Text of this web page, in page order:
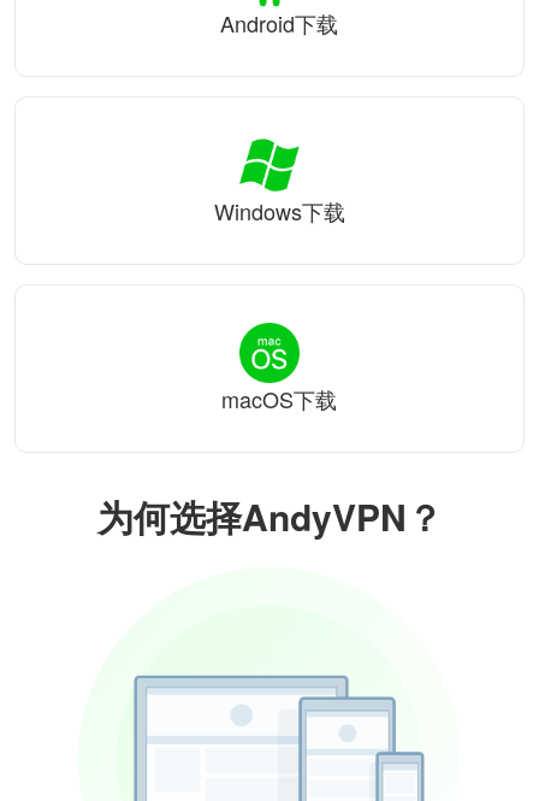
为何选择AndyVPN？
Android下载
Windows下载
macOS下载